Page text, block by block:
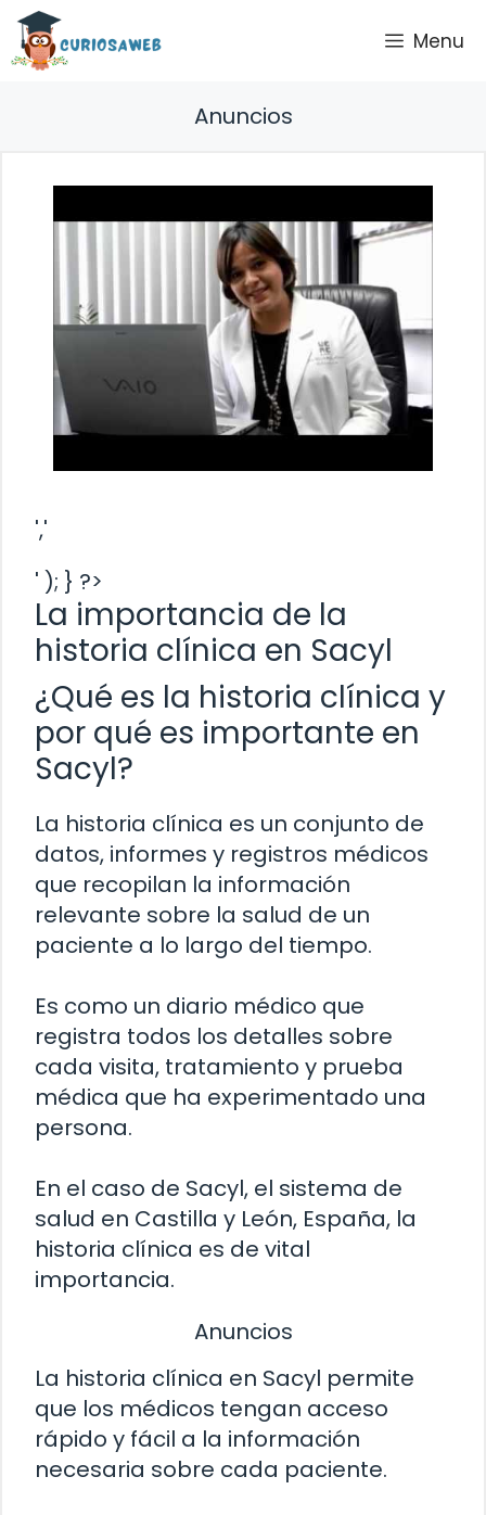
Saltar
contenido
Menu
Anuncios
','
' ); } ?>
La importancia de la
historia clínica en Sacyl
¿Qué es la historia clínica y
por qué es importante en
Sacyl?
La historia clínica es un conjunto de
datos, informes y registros médicos
que recopilan la información
relevante sobre la salud de un
paciente a lo largo del tiempo.
Es como un diario médico que
registra todos los detalles sobre
cada visita, tratamiento y prueba
médica que ha experimentado una
persona.
En el caso de Sacyl, el sistema de
salud en Castilla y León, España, la
historia clínica es de vital
importancia.
Anuncios
La historia clínica en Sacyl permite
que los médicos tengan acceso
rápido y fácil a la información
necesaria sobre cada paciente.